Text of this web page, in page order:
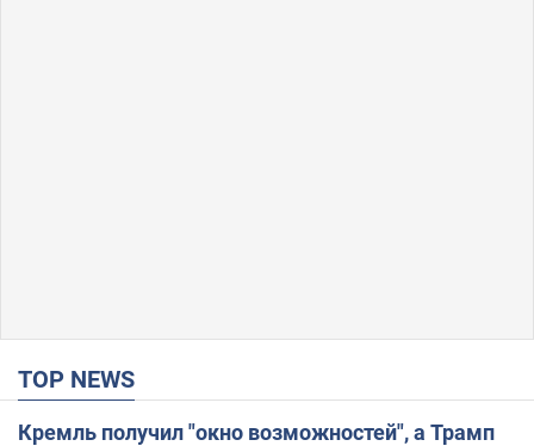
TOP NEWS
Кремль получил "окно возможностей", а Трамп